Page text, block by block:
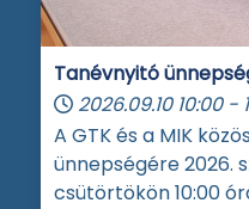
Tanévnyitó
2026.09.10 10:00 -
A GTK és a MIK
ünnepségére 2026.
csütörtökön 10:00